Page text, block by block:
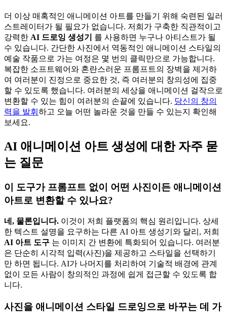
더 이상 매혹적인 애니메이션 아트를 만들기 위해 숙련된 일러
스트레이터가 될 필요가 없습니다. 저희가 구축한 직관적이고
강력한 AI 드로잉 생성기
를 사용하면 누구나 아티스트가 될
수 있습니다. 간단한 사진에서 역동적인 애니메이션 스타일의
예술 작품으로 가는 여정은 몇 번의 클릭만으로 가능합니다.
복잡한 소프트웨어와 혼란스러운 프롬프트의 장벽을 제거하
여 여러분이 진정으로 중요한 것, 즉 여러분의 창의성에 집중
할 수 있도록 했습니다. 여러분의 세상을 애니메이션 걸작으로
변환할 수 있는 힘이 여러분의 손끝에 있습니다. 당신의 창의
력을 발휘 하고 오늘 어떤 놀라운 것을 만들 수 있는지 확인해
보세요.
AI 애니메이션 아트 생성에 대한 자주 묻
는 질문
이 도구가 프롬프트 없이 어떤 사진이든 애니메이션
아트로 변환할 수 있나요?
네, 물론입니다. 이것이 저희 플랫폼의 핵심 원리입니다. 상세
한 텍스트 설명을 요구하는 다른 AI 아트 생성기와 달리, 저희
AI 아트 도구 는 이미지 간 변환에 특화되어 있습니다. 여러분
은 단순히 시각적 입력(사진)을 제공하고 스타일을 선택하기
만 하면 됩니다. AI가 나머지를 처리하여 기술적 배경에 관계
없이 모든 사람이 창의적인 과정에 쉽게 접근할 수 있도록 합
니다.
사진을 애니메이션 스타일 드로잉으로 바꾸는 데 가